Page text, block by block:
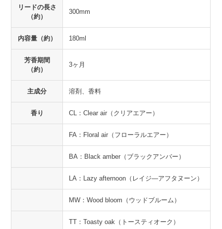
リードの長さ
（約）
300mm
内容量（約） 180ml
芳香期間
（約）
3ヶ月
主成分 溶剤、香料
香り CL：Clear air（クリアエアー）
FA：Floral air（フローラルエアー）
BA：Black amber（ブラックアンバー）
LA：Lazy afternoon（レイジ―アフタヌーン）
MW：Wood bloom（ウッドブルーム）
TT：Toasty oak（トースティオーク）